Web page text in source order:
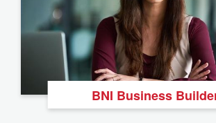
BNI Business